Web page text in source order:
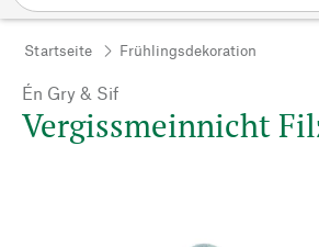
Startseite Frühlingsdekoration
Én Gry & Sif
Vergissmeinnicht